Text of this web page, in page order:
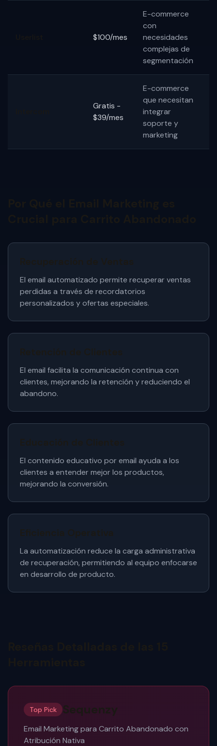
$100/mes
E-commerce
con
necesidades
complejas de
segmentación
Gratis -
$39/mes
E-commerce
que necesitan
integrar
soporte y
marketing
El email automatizado permite recuperar ventas
perdidas a través de recordatorios
personalizados y ofertas especiales.
El email facilita la comunicación continua con
clientes, mejorando la retención y reduciendo el
abandono.
El contenido educativo por email ayuda a los
clientes a entender mejor los productos,
mejorando la conversión.
La automatización reduce la carga administrativa
de recuperación, permitiendo al equipo enfocarse
en desarrollo de producto.
Top Pick
Email Marketing para Carrito Abandonado con
Atribución Nativa